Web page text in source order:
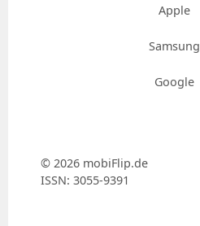
Apple
Samsung
Google
© 2026 mobiFlip.de
ISSN: 3055-9391